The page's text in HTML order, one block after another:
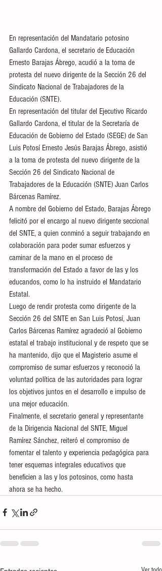
En representación del Mandatario potosino
Gallardo Cardona, el secretario de Educación
Ernesto Barajas Ábrego, acudió a la toma de
protesta del nuevo dirigente de la Sección 26 del
Sindicato Nacional de Trabajadores de la
Educación (SNTE).
En representación del titular del Ejecutivo Ricardo
Gallardo Cardona, el titular de la Secretaría de
Educación de Gobierno del Estado (SEGE) de San
Luis Potosí Ernesto Jesús Barajas Ábrego, asistió
a la toma de protesta del nuevo dirigente de la
Sección 26 del Sindicato Nacional de
Trabajadores de la Educación (SNTE) Juan Carlos
Bárcenas Ramírez.
A nombre del Gobierno del Estado, Barajas Ábrego
felicitó por el encargo al nuevo dirigente seccional
del SNTE, a quien conminó a seguir trabajando en
colaboración para poder sumar esfuerzos y
caminar de la mano en el proceso de
transformación del Estado a favor de las y los
educandos, como lo ha instruido el Mandatario
Estatal.
Luego de rendir protesta como dirigente de la
Sección 26 del SNTE en San Luis Potosí, Juan
Carlos Bárcenas Ramírez agradeció al Gobierno
estatal el trabajo institucional y de respeto que se
ha mantenido, dijo que el Magisterio asume el
compromiso de sumar esfuerzos y reconoció la
voluntad política de las autoridades para lograr
los objetivos juntos en el desarrollo e impulso de
una mejor educación.
Finalmente, el secretario general y representante
de la Dirigencia Nacional del SNTE, Miguel
Ramírez Sánchez, reiteró el compromiso de
fomentar el talento y experiencia pedagógica para
tener esquemas integrales educativos que
beneficien a las y los potosinos, como hasta
ahora se ha hecho.